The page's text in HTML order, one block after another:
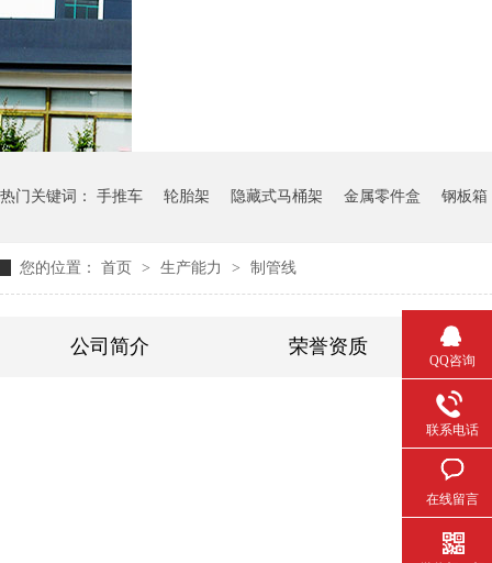
料架
热门关键词： 手推车 轮胎架 隐藏式马桶架 金属零件盒 钢板箱
您的位置： 首页 > 生产能力 > 制管线
公司简介 荣誉资质
QQ咨询
联系电话
在线留言